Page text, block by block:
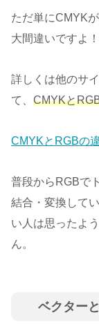
ただ単にCMYK
大間違いですよ
詳しくは他のサ
て、 CMYKと
CMYKとRGBの
普段からRGBで
結合・変換して
い人は思ったよ
ん。
ベクター